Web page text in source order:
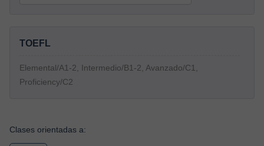
TOEFL
Elemental/A1-2, Intermedio/B1-2, Avanzado/C1,
Proficiency/C2
Clases orientadas a: